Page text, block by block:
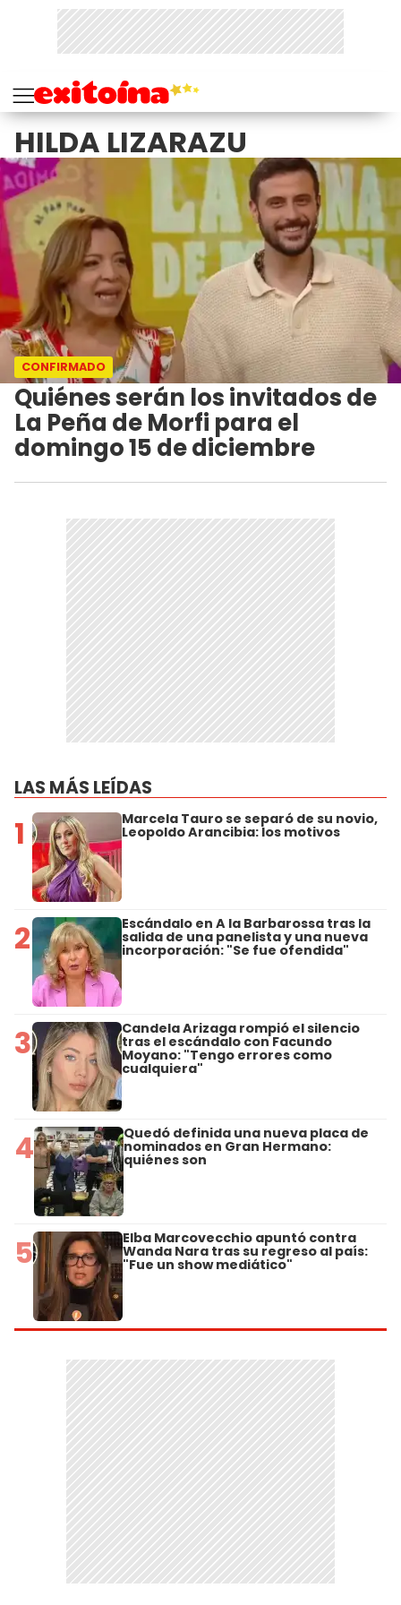
HILDA LIZARAZU
CONFIRMADO
Quiénes serán los invitados de
La Peña de Morfi para el
domingo 15 de diciembre
LAS MÁS LEÍDAS
1 Marcela Tauro se separó de su novio,
Leopoldo Arancibia: los motivos
2 Escándalo en A la Barbarossa tras la
salida de una panelista y una nueva
incorporación: "Se fue ofendida"
3 Candela Arizaga rompió el silencio
tras el escándalo con Facundo
Moyano: "Tengo errores como
cualquiera"
4 Quedó definida una nueva placa de
nominados en Gran Hermano:
quiénes son
5 Elba Marcovecchio apuntó contra
Wanda Nara tras su regreso al país:
"Fue un show mediático"